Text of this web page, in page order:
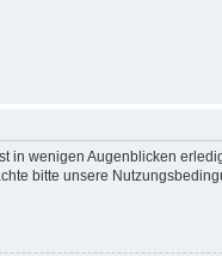
wenigen Augenblicken
bitte unsere